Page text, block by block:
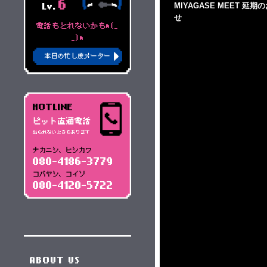
MIYAGASE MEET 延期の
せ
Lv. 6
電話もとれないかもm(_
_)m
本日の忙し度メーター
HOTLINE
ピット直通電話
出られないときもあります
ナカニシ、ヒシカワ
080-4186-3779
コバヤシ、コイソ
080-4120-5722
ABOUT US